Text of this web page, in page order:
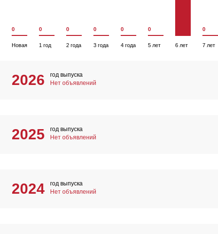
0
Новая
0
1 год
0
2 года
0
3 года
0
4 года
0
5 лет 6 лет
0
7 лет
2026
год выпуска
Нет объявлений
2025
год выпуска
Нет объявлений
2024
год выпуска
Нет объявлений